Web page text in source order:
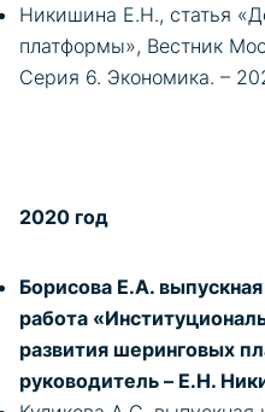
Никишина Е.Н., статья
платформы», Вестник
Серия 6. Экономика. –
2020 год
Борисова Е.А.
работа
развития шеринговых
руководитель – Е.Н.